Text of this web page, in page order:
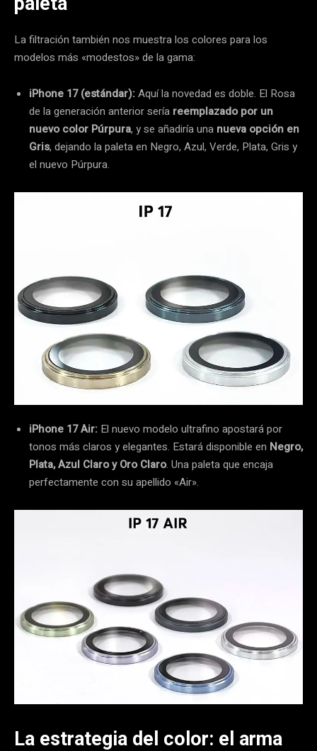
La filtración también nos muestra los colores para los
modelos más «modestos» de la gama:
iPhone 17 (estándar):Aquí la novedad es doble. El Rosa
de la generación anterior sería reemplazado por un
nuevo color Púrpura, y se añadiría una nueva opción en
Gris, dejando la paleta en Negro, Azul, Verde, Plata, Gris y
el nuevo Púrpura.
iPhone 17 Air: El nuevo modelo ultrafino apostará por
tonos más claros y elegantes. Estará disponible en Negro,
Plata, Azul Claro y Oro Claro. Una paleta que encaja
perfectamente con su apellido «Air».
La estrategia del color: el arma